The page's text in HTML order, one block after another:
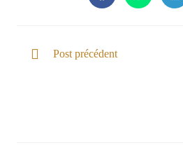
Post précédent